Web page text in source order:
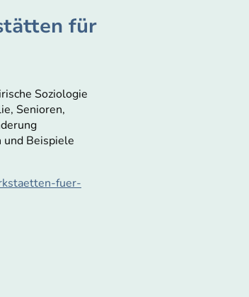
für
Soziologie
Senioren,
Beispiele
fuer-